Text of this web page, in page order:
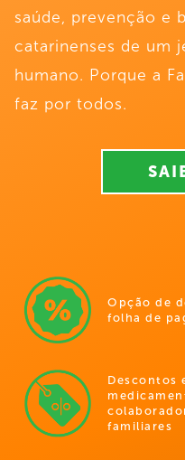
saúde, prevenção e
catarinenses de um
humano. Porque a
faz por todos.
Opção de
folha de
Descontos
familiares